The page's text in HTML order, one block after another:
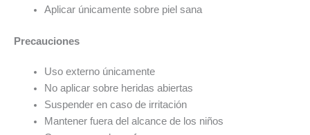
Aplicar únicamente sobre piel sana
Precauciones
Uso externo únicamente
No aplicar sobre heridas abiertas
Suspender en caso de irritación
Mantener fuera del alcance de los niños